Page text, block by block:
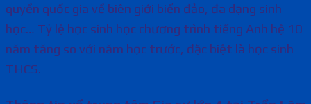
quyền quốc gia về biên giới biển đảo, đa dạng sinh
học… Tỷ lệ học sinh học chương trình tiếng Anh hệ 10
năm tăng so với năm học trước, đặc biệt là học sinh
THCS.